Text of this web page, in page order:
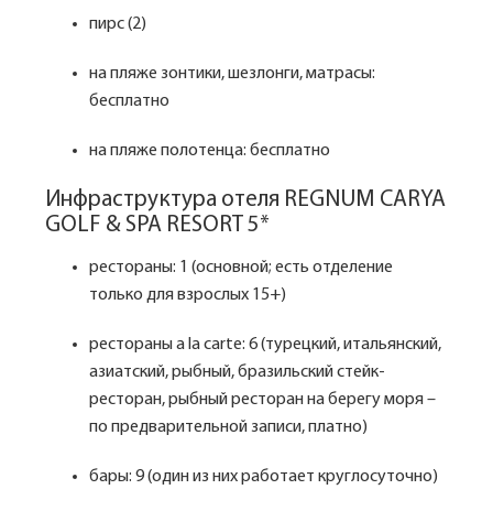
пирс (2)
на пляже зонтики, шезлонги, матрасы:
бесплатно
на пляже полотенца: бесплатно
Инфраструктура отеля REGNUM CARYA
GOLF & SPA RESORT 5*
рестораны: 1 (основной; есть отделение
только для взрослых 15+)
рестораны a la carte: 6 (турецкий, итальянский,
азиатский, рыбный, бразильский стейк-
ресторан, рыбный ресторан на берегу моря –
по предварительной записи, платно)
бары: 9 (один из них работает круглосуточно)